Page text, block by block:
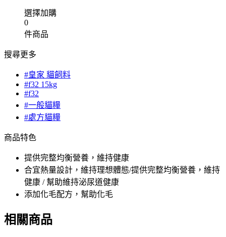
選擇加購
0
件商品
搜尋更多
#皇家 貓飼料
#f32 15kg
#f32
#一般貓糧
#處方貓糧
商品特色
提供完整均衡營養，維持健康
合宜熱量設計，維持理想體態/提供完整均衡營養，維持
健康 / 幫助維持泌尿道健康
添加化毛配方，幫助化毛
相關商品